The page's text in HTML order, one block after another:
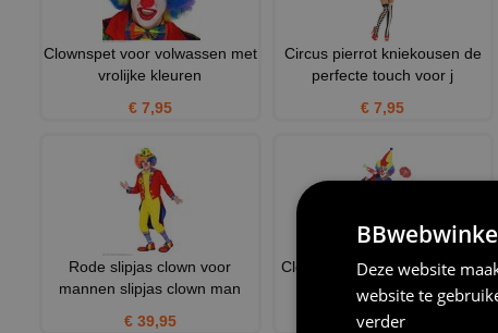
Clownspet voor volwassen met
vrolijke kleuren
€ 7,95
Circus pierrot kniekousen de
perfecte touch voor j
€ 7,95
Rode slipjas clown voor
mannen slipjas clown man
€ 39,95
Clown volwassen jumpsuit en
clownshoed
€ 23,95
Deze website
website te
verder